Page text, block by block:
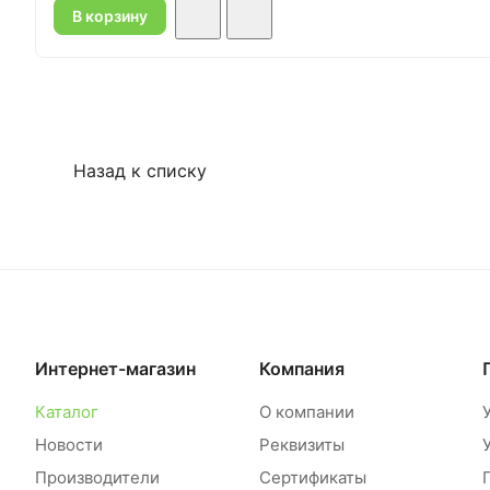
В корзину
Назад к списку
Интернет-магазин
Каталог
Новости
Производители
Компания
О компании
Реквизиты
Сертификаты